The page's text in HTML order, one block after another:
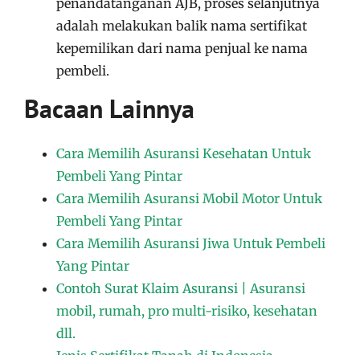
adalah melakukan balik nama sertifikat
kepemilikan dari nama penjual ke nama
pembeli.
Bacaan Lainnya
Cara Memilih Asuransi Kesehatan Untuk
Pembeli Yang Pintar
Cara Memilih Asuransi Mobil Motor Untuk
Pembeli Yang Pintar
Cara Memilih Asuransi Jiwa Untuk Pembeli
Yang Pintar
Contoh Surat Klaim Asuransi | Asuransi
mobil, rumah, pro multi-risiko, kesehatan
dll.